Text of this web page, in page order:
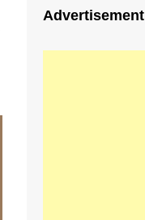
Advertisement